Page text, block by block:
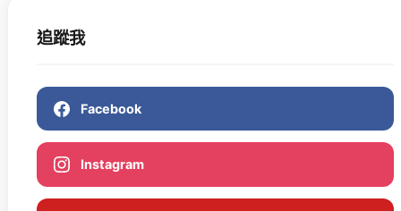
追蹤我
Facebook
Instagram